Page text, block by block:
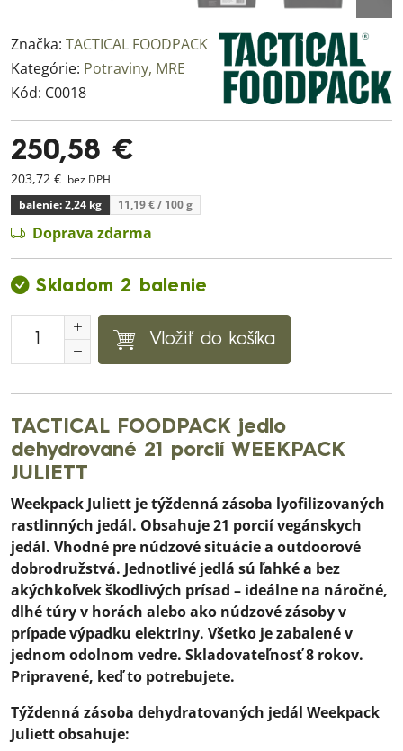
Značka: TACTICAL FOODPACK
Kategórie: Potraviny, MRE
Kód: C0018
250,58 €
203,72 € bez DPH
balenie: 2,24 kg
11,19 €/ 100 g
Doprava zdarma
Skladom 2 balenie
Vložiť do košíka
TACTICAL FOODPACK jedlo
dehydrované 21 porcií WEEKPACK
JULIETT
Weekpack Juliett je týždenná zásoba lyofilizovaných
rastlinných jedál. Obsahuje 21 porcií vegánskych
jedál. Vhodné pre núdzové situácie a outdoorové
dobrodružstvá. Jednotlivé jedlá sú ľahké a bez
akýchkoľvek škodlivých prísad – ideálne na náročné,
dlhé túry v horách alebo ako núdzové zásoby v
prípade výpadku elektriny. Všetko je zabalené v
jednom odolnom vedre. Skladovateľnosť 8 rokov.
Pripravené, keď to potrebujete.
Týždenná zásoba dehydratovaných jedál Weekpack
Juliett obsahuje: